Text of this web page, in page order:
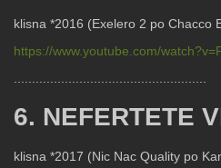
klisna *2016 (Exelero 2 po Chacco
https://www.youtube.com/
6. NEFERTETE
klisna *2017 (Nic Nac Quality po